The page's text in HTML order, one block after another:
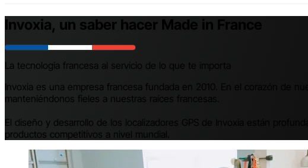
Invoxia, un saber hacer Made in France
La tecnología francesa al servicio de lo que te importa
Invoxia es una empresa francesa fundada en 2010. En el corazón de
manteniéndonos fieles a nuestras raíces francesas.
El diseño y desarrollo de los localizadores GPS de Invoxia están
productos competitivos a nivel mundial.